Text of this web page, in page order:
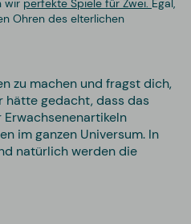
Ohren des elterlichen
zu machen und fragst dich,
hätte gedacht, dass das
im ganzen Universum. In
natürlich werden die